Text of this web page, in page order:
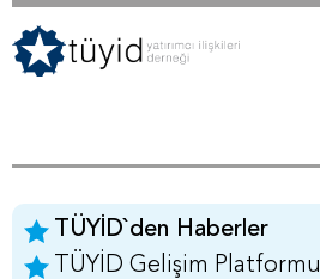
TÜYİD`den Haberler
TÜYİD Gelişim Platformu